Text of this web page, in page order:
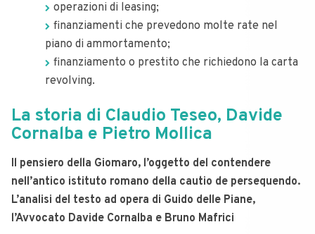
operazioni di leasing;
finanziamenti che prevedono molte rate nel
piano di ammortamento;
finanziamento o prestito che richiedono la carta
revolving.
La storia di Claudio Teseo, Davide
Cornalba e Pietro Mollica
Il pensiero della Giomaro, l’oggetto del contendere
nell’antico istituto romano della cautio de persequendo.
L’analisi del testo ad opera di Guido delle Piane,
l’Avvocato Davide Cornalba e Bruno Mafrici